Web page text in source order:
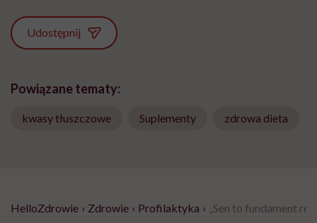
Udostępnij
Powiązane tematy:
kwasy tłuszczowe Suplementy zdrowa dieta
HelloZdrowie › Zdrowie › Profilaktyka › „Sen to fundament